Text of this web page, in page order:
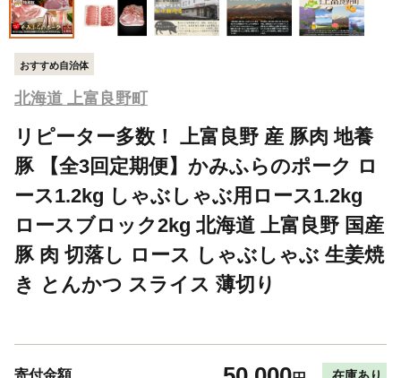
おすすめ自治体
北海道 上富良野町
リピーター多数！ 上富良野 産 豚肉 地養
豚 【全3回定期便】かみふらのポーク ロ
ース1.2kg しゃぶしゃぶ用ロース1.2kg
ロースブロック2kg 北海道 上富良野 国産
豚 肉 切落し ロース しゃぶしゃぶ 生姜焼
き とんかつ スライス 薄切り